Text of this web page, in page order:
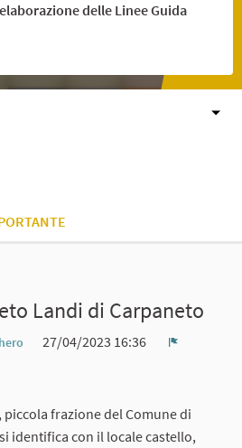
delle Linee Guida
Landi di Carpaneto
27/04/2023 16:36
frazione del Comune di
identifica con il locale castello,